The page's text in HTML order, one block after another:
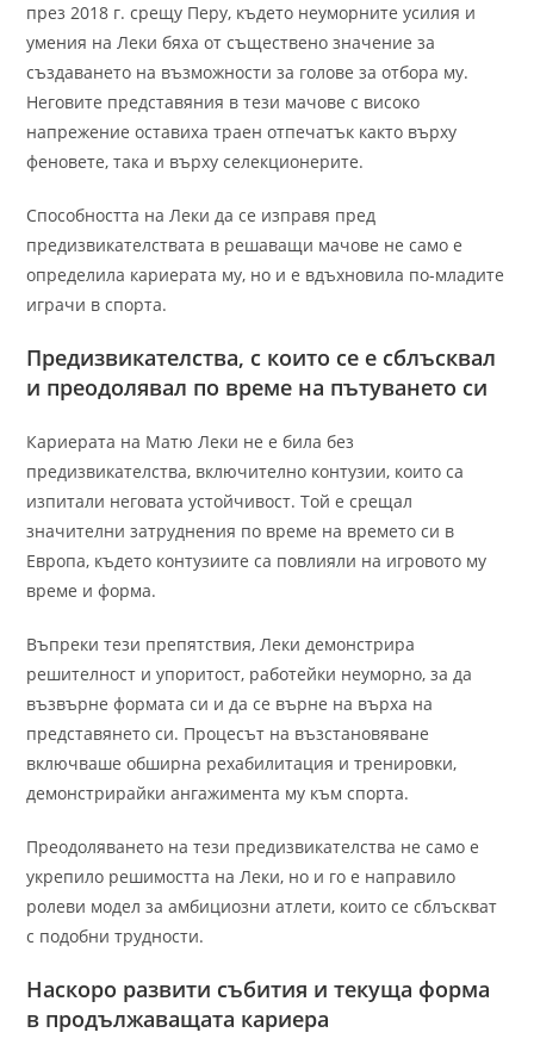
през 2018 г. срещу Перу, където неуморните усилия и
умения на Леки бяха от съществено значение за
създаването на възможности за голове за отбора му.
Неговите представяния в тези мачове с високо
напрежение оставиха траен отпечатък както върху
феновете, така и върху селекционерите.
Способността на Леки да се изправя пред
предизвикателствата в решаващи мачове не само е
определила кариерата му, но и е вдъхновила по-младите
играчи в спорта.
Предизвикателства, с които се е сблъсквал
и преодолявал по време на пътуването си
Кариерата на Матю Леки не е била без
предизвикателства, включително контузии, които са
изпитали неговата устойчивост. Той е срещал
значителни затруднения по време на времето си в
Европа, където контузиите са повлияли на игровото му
време и форма.
Въпреки тези препятствия, Леки демонстрира
решителност и упоритост, работейки неуморно, за да
възвърне формата си и да се върне на върха на
представянето си. Процесът на възстановяване
включваше обширна рехабилитация и тренировки,
демонстрирайки ангажимента му към спорта.
Преодоляването на тези предизвикателства не само е
укрепило решимостта на Леки, но и го е направило
ролеви модел за амбициозни атлети, които се сблъскват
с подобни трудности.
Наскоро развити събития и текуща форма
в продължаващата кариера